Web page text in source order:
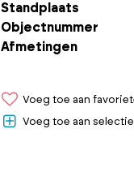
Standplaats
Objectnummer
Afmetingen
Voeg toe aan
Voeg toe aan selectie